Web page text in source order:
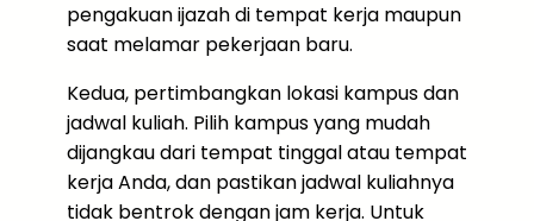
pengakuan ijazah di tempat kerja maupun
saat melamar pekerjaan baru.
Kedua, pertimbangkan lokasi kampus dan
jadwal kuliah. Pilih kampus yang mudah
dijangkau dari tempat tinggal atau tempat
kerja Anda, dan pastikan jadwal kuliahnya
tidak bentrok dengan jam kerja. Untuk